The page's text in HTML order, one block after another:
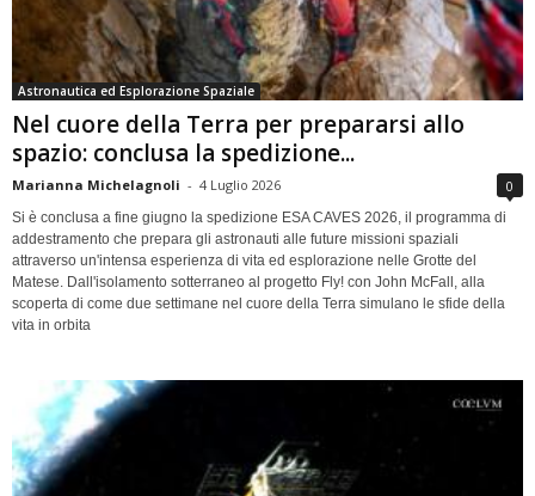
Astronautica ed Esplorazione Spaziale
Nel cuore della Terra per prepararsi allo
spazio: conclusa la spedizione...
Marianna Michelagnoli - 4 Luglio 2026 0
Si è conclusa a fine giugno la spedizione ESA CAVES 2026, il programma di
addestramento che prepara gli astronauti alle future missioni spaziali
attraverso un'intensa esperienza di vita ed esplorazione nelle Grotte del
Matese. Dall'isolamento sotterraneo al progetto Fly! con John McFall, alla
scoperta di come due settimane nel cuore della Terra simulano le sfide della
vita in orbita